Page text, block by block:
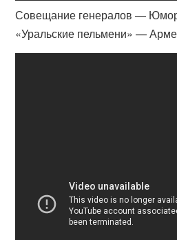
Совещание генералов —
«Уральские пельмени» —